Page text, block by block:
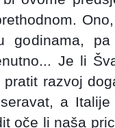
Je li
razvoj
a
oče li naša